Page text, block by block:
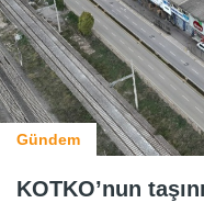
Gündem
KOTKO’nun